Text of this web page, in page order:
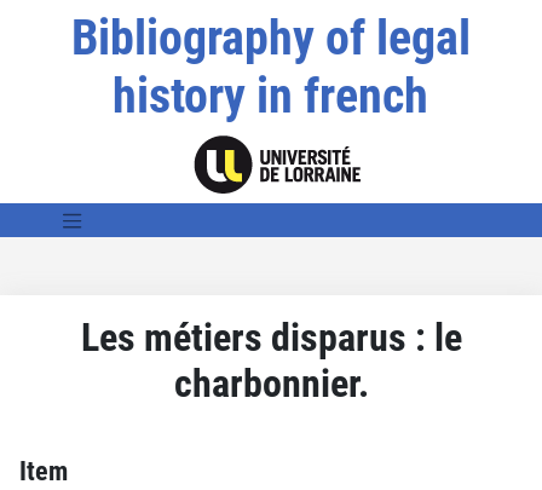
Bibliography of legal
history in french
Les métiers disparus : le
charbonnier.
Item